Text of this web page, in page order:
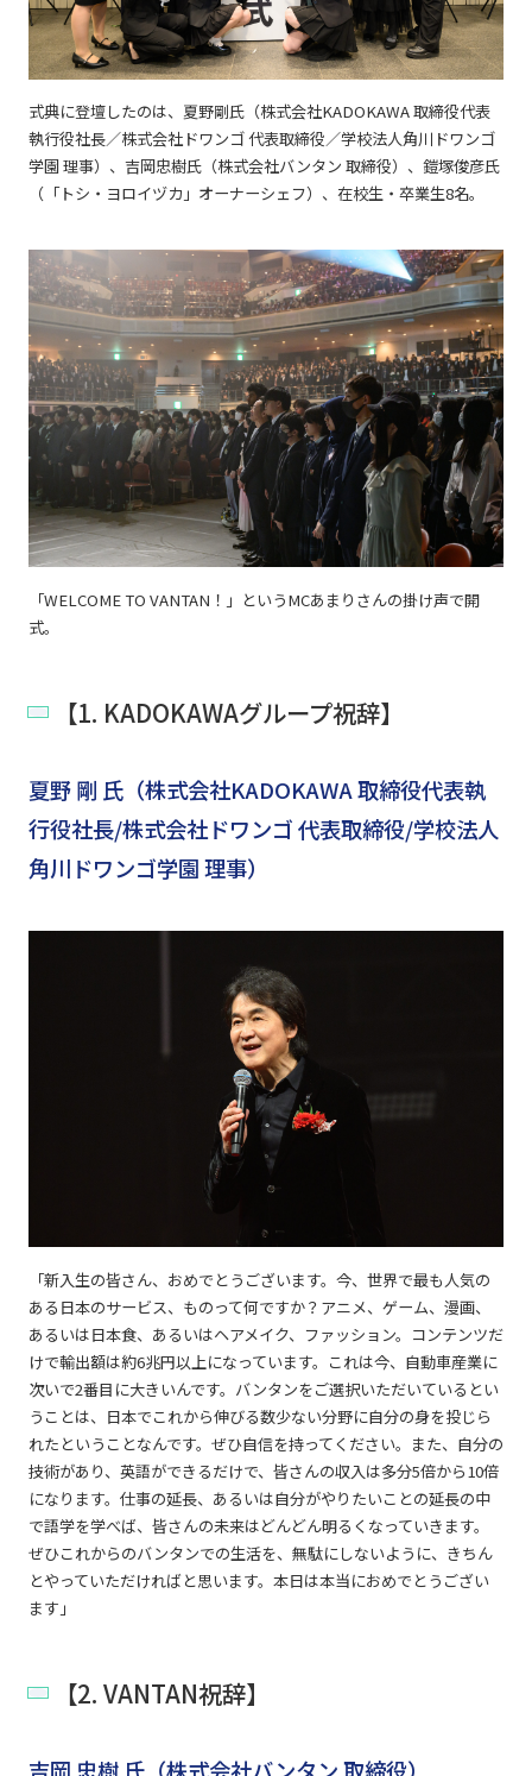
式典に登壇したのは、夏野剛氏（株式会社KADOKAWA 取締役代表
執行役社長／株式会社ドワンゴ 代表取締役／学校法人角川ドワンゴ
学園 理事）、吉岡忠樹氏（株式会社バンタン 取締役）、鎧塚俊彦氏
（「トシ・ヨロイヅカ」オーナーシェフ）、在校生・卒業生8名。
「WELCOME TO VANTAN！」というMCあまりさんの掛け声で開
式。
【1. KADOKAWAグループ祝辞】
夏野 剛 氏（株式会社KADOKAWA 取締役代表執
行役社長/株式会社ドワンゴ 代表取締役/学校法人
角川ドワンゴ学園 理事）
「新入生の皆さん、おめでとうございます。今、世界で最も人気の
ある日本のサービス、ものって何ですか？アニメ、ゲーム、漫画、
あるいは日本食、あるいはヘアメイク、ファッション。コンテンツだ
けで輸出額は約6兆円以上になっています。これは今、自動車産業に
次いで2番目に大きいんです。バンタンをご選択いただいているとい
うことは、日本でこれから伸びる数少ない分野に自分の身を投じら
れたということなんです。ぜひ自信を持ってください。また、自分の
技術があり、英語ができるだけで、皆さんの収入は多分5倍から10倍
になります。仕事の延長、あるいは自分がやりたいことの延長の中
で語学を学べば、皆さんの未来はどんどん明るくなっていきます。
ぜひこれからのバンタンでの生活を、無駄にしないように、きちん
とやっていただければと思います。本日は本当におめでとうござい
ます」
【2. VANTAN祝辞】